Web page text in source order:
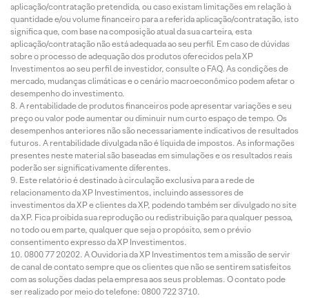
aplicação/contratação pretendida, ou caso existam limitações em relação à
quantidade e/ou volume financeiro para a referida aplicação/contratação, isto
significa que, com base na composição atual da sua carteira, esta
aplicação/contratação não está adequada ao seu perfil. Em caso de dúvidas
sobre o processo de adequação dos produtos oferecidos pela XP
Investimentos ao seu perfil de investidor, consulte o FAQ. As condições de
mercado, mudanças climáticas e o cenário macroeconômico podem afetar o
desempenho do investimento.
A rentabilidade de produtos financeiros pode apresentar variações e seu
preço ou valor pode aumentar ou diminuir num curto espaço de tempo. Os
desempenhos anteriores não são necessariamente indicativos de resultados
futuros. A rentabilidade divulgada não é líquida de impostos. As informações
presentes neste material são baseadas em simulações e os resultados reais
poderão ser significativamente diferentes.
Este relatório é destinado à circulação exclusiva para a rede de
relacionamento da XP Investimentos, incluindo assessores de
investimentos da XP e clientes da XP, podendo também ser divulgado no site
da XP. Fica proibida sua reprodução ou redistribuição para qualquer pessoa,
no todo ou em parte, qualquer que seja o propósito, sem o prévio
consentimento expresso da XP Investimentos.
0800 77 20202. A Ouvidoria da XP Investimentos tem a missão de servir
de canal de contato sempre que os clientes que não se sentirem satisfeitos
com as soluções dadas pela empresa aos seus problemas. O contato pode
ser realizado por meio do telefone: 0800 722 3710.